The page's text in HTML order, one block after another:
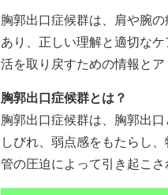
胸郭出口症候群は、肩や腕
あり、正しい理解と適切な
活を取り戻すための情報とア
胸郭出口症候群とは？
胸郭出口症候群は、胸郭出
しびれ、弱点感をもたらし
管の圧迫によって引き起こさ